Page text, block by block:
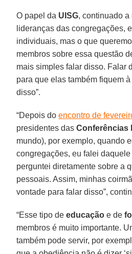
O papel da UISG, continuado a
lideranças das congregações,
individuais, mas o que
membros sobre essa questão
mais simples falar disso. Falar
para que elas também fiquem
disso”.
“Depois doencontro de
presidentes dasConferências
mundo), por exemplo, quando
congregações, eu falei
perguntei diretamente sobre a
pessoais. Assim, minhas
vontade para falar disso”,
“Esse tipo deeducação e de
membros é muito importante.
também pode servir, por